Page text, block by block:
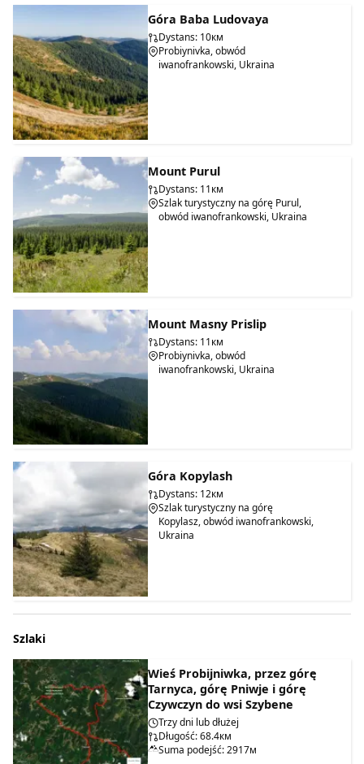
Góra Baba Ludovaya
Dystans: 10км
Probiynivka, obwód
iwanofrankowski, Ukraina
Mount Purul
Dystans: 11км
Szlak turystyczny na górę Purul,
obwód iwanofrankowski, Ukraina
Mount Masny Prislip
Dystans: 11км
Probiynivka, obwód
iwanofrankowski, Ukraina
Góra Kopylash
Dystans: 12км
Szlak turystyczny na górę
Kopylasz, obwód iwanofrankowski,
Ukraina
Szlaki
Wieś Probijniwka, przez górę
Tarnyca, górę Pniwje i górę
Czywczyn do wsi Szybene
Trzy dni lub dłużej
Długość: 68.4км
Suma podejść: 2917м